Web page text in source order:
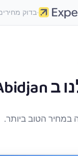
·בדוק
ב
במחיר הטוב ביותר.